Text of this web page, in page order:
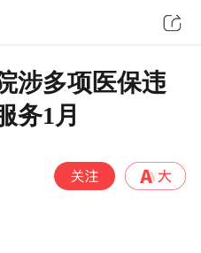
涉多项医保违
务1月